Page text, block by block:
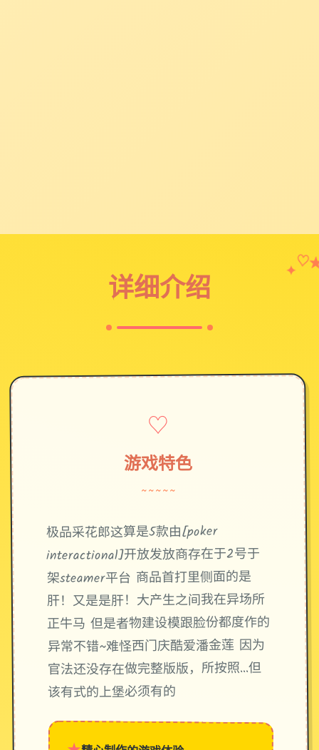
详细介绍
✦♡
♡
游戏特色
~~~~~
极品采花郎这算是5款由[poker
interactional]开放发放商存在于2号于
架steamer平台 商品首打里侧面的是
肝！又是是肝！大产生之间我在异场所
正牛马 但是者物建设模跟脸份都度作的
异常不错~难怪西门庆酷爱潘金莲 因为
官法还没存在做完整版版，所按照…但
该有式的上堡必须有的